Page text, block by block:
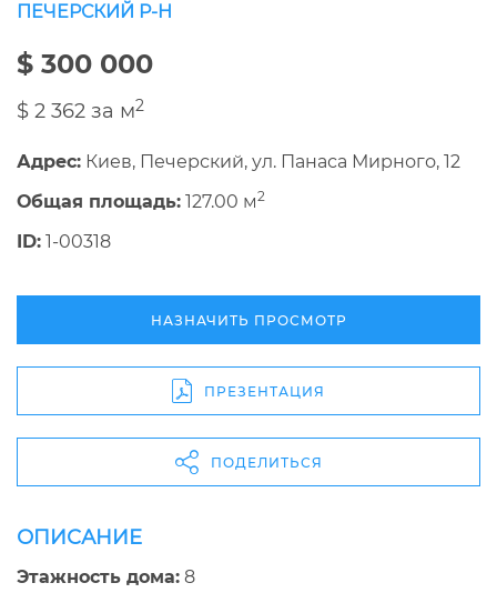
ПЕЧЕРСКИЙ Р-Н
$ 300 000
$ 2 362 за м2
Адрес: Киев, Печерский, ул. Панаса Мирного, 12
Общая площадь: 127.00 м2
ID: 1-00318
НАЗНАЧИТЬ ПРОСМОТР
ПРЕЗЕНТАЦИЯ
ПОДЕЛИТЬСЯ
ОПИСАНИЕ
Этажность дома: 8